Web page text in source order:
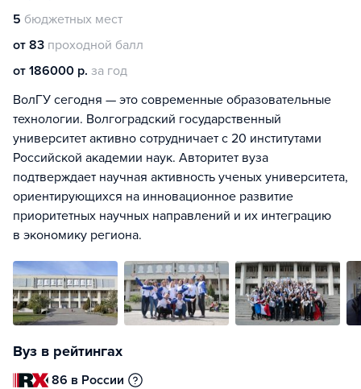
5 бюджетных мест
от 83 проходной балл
от 186000 р. за год
ВолГУ сегодня — это современные образовательные
технологии. Волгоградский государственный
университет активно сотрудничает с 20 институтами
Российской академии наук. Авторитет вуза
подтверждает научная активность ученых университета,
ориентирующихся на инновационное развитие
приоритетных научных направлений и их интеграцию
в экономику региона.
Вуз в рейтингах
86 в России